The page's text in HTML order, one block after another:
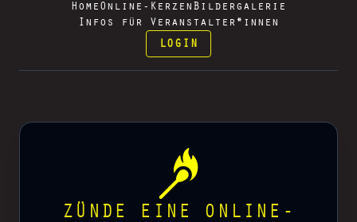
Home Online-Kerzen Bildergalerie
Infos für Veranstalter*innen
LOGIN
ZÜNDE EINE ONLINE-